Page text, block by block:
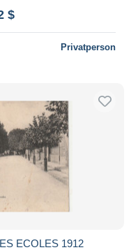
$
Privatperson
ECOLES 1912